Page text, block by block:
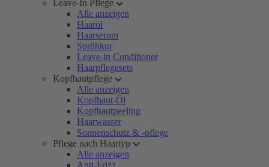
Leave-In Pflege
Alle anzeigen
Haaröl
Haarserum
Sprühkur
Leave-in Conditioner
Haarpflegesets
Kopfhautpflege
Alle anzeigen
Kopfhaut-Öl
Kopfhautpeeling
Haarwasser
Sonnenschutz & -pflege
Pflege nach Haartyp
Alle anzeigen
Anti-Frizz